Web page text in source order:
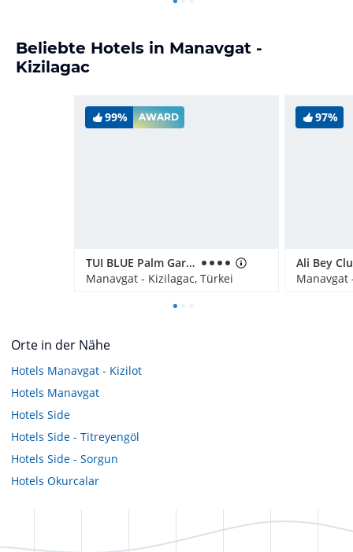
Beliebte Hotels in Manavgat -
Kizilagac
99% AWARD
TUI BLUE Palm Garden
Manavgat - Kizilagac, Türkei
97%
Ali Bey
Manavgat
Orte in der Nähe
Hotels Manavgat - Kizilot
Hotels Manavgat
Hotels Side
Hotels Side - Titreyengöl
Hotels Side - Sorgun
Hotels Okurcalar